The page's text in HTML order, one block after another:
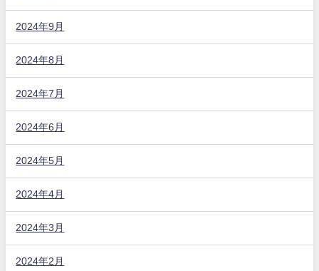
2024年9月
2024年8月
2024年7月
2024年6月
2024年5月
2024年4月
2024年3月
2024年2月